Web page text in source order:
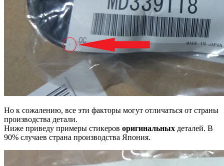
Но к сожалению, все эти факторы могут отличаться от страны
производства детали.
Ниже приведу примеры стикеров оригинальных деталей. В
90% случаев страна производства Япония.